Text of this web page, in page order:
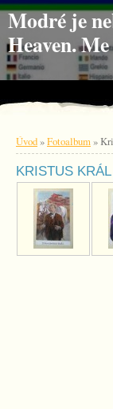
Jdi na obsah
Jdi na menu
Modré je
Heaven.
Úvod»Fotoalbum»
KRISTUS